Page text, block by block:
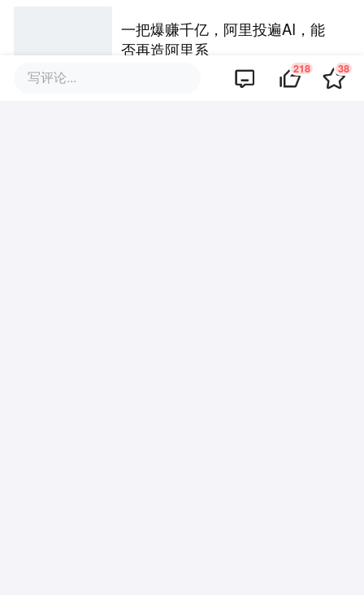
一把爆赚千亿，阿里投遍AI，能
否再造阿里系
写评论... 218 38